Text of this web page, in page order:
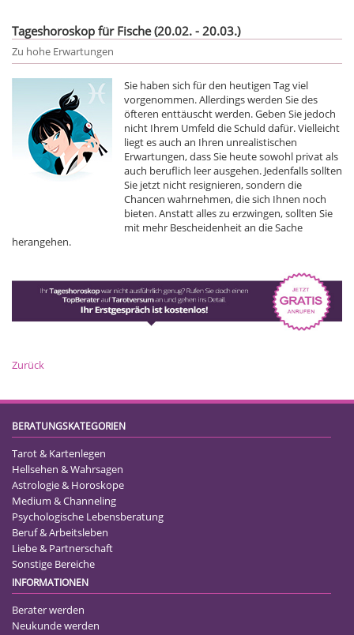
Tageshoroskop für Fische (20.02. - 20.03.)
Zu hohe Erwartungen
Sie haben sich für den heutigen Tag viel
vorgenommen. Allerdings werden Sie des
öfteren enttäuscht werden. Geben Sie jedoch
nicht Ihrem Umfeld die Schuld dafür. Vielleicht
liegt es auch an Ihren unrealistischen
Erwartungen, dass Sie heute sowohl privat als
auch beruflich leer ausgehen. Jedenfalls sollten
Sie jetzt nicht resignieren, sondern die
Chancen wahrnehmen, die sich Ihnen noch
bieten. Anstatt alles zu erzwingen, sollten Sie
mit mehr Bescheidenheit an die Sache
herangehen.
Zurück
BERATUNGSKATEGORIEN
Tarot & Kartenlegen
Hellsehen & Wahrsagen
Astrologie & Horoskope
Medium & Channeling
Psychologische Lebensberatung
Beruf & Arbeitsleben
Liebe & Partnerschaft
Sonstige Bereiche
INFORMATIONEN
Berater werden
Neukunde werden